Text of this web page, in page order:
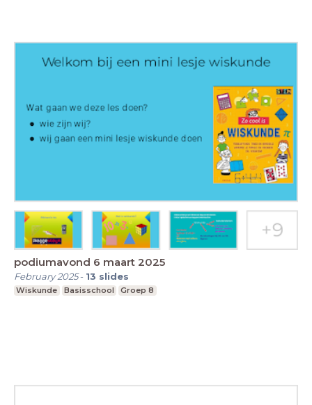
podiumavond 6 maart 2025
February 2025- 13 slides
Wiskunde Basisschool Groep 8